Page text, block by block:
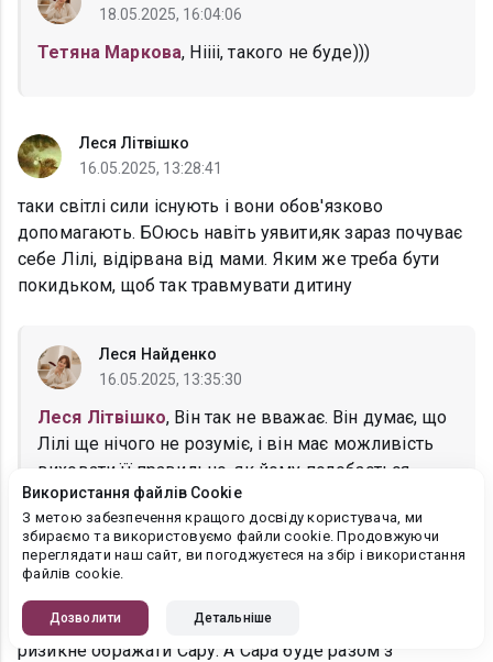
18.05.2025, 16:04:06
Тетяна Маркова, Ніііі, такого не буде)))
Леся Літвішко
16.05.2025, 13:28:41
таки світлі сили існують і вони обов'язково
допомагають. БОюсь навіть уявити,як зараз почуває
себе Лілі, відірвана від мами. Яким же треба бути
покидьком, щоб так травмувати дитину
Леся Найденко
16.05.2025, 13:35:30
Леся Літвішко, Він так не вважає. Він думає, що
Лілі ще нічого не розуміє, і він має можливість
виховати її правильно, як йому подобається
Татьяна Приходько
Добре,що поговорили. Думаю,що Раян зараз не
ризикне ображати Сару. А Сара буде разом з
Використання файлів Cookie
З метою забезпечення кращого досвіду користувача, ми
збираємо та використовуємо файли cookie. Продовжуючи
переглядати наш сайт, ви погоджуєтеся на збір і використання
файлів cookie.
Дозволити Детальніше